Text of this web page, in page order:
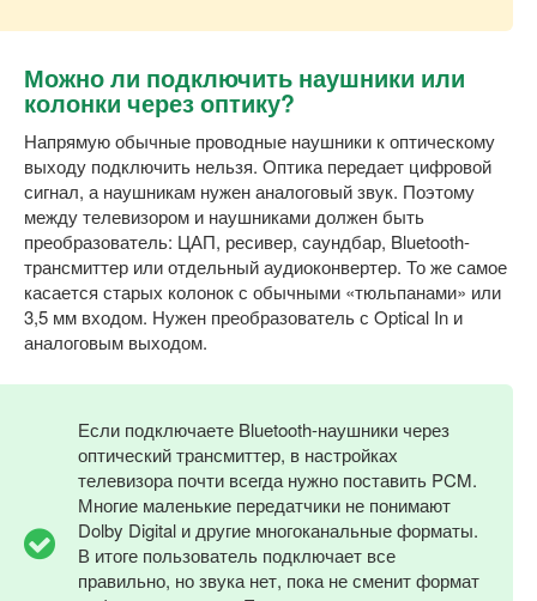
Можно ли подключить наушники или
колонки через оптику?
Напрямую обычные проводные наушники к оптическому
выходу подключить нельзя. Оптика передает цифровой
сигнал, а наушникам нужен аналоговый звук. Поэтому
между телевизором и наушниками должен быть
преобразователь: ЦАП, ресивер, саундбар, Bluetooth-
трансмиттер или отдельный аудиоконвертер. То же самое
касается старых колонок с обычными «тюльпанами» или
3,5 мм входом. Нужен преобразователь с Optical In и
аналоговым выходом.
Если подключаете Bluetooth-наушники через
оптический трансмиттер, в настройках
телевизора почти всегда нужно поставить PCM.
Многие маленькие передатчики не понимают
Dolby Digital и другие многоканальные форматы.
В итоге пользователь подключает все
правильно, но звука нет, пока не сменит формат